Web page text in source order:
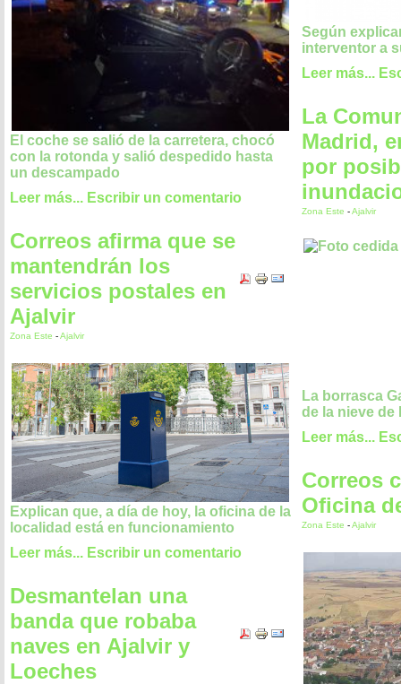
El coche se salió de la carretera, chocó
con la rotonda y salió despedido hasta
un descampado
Leer más... Escribir un comentario
Correos afirma que se
mantendrán los
servicios postales en
Ajalvir
Zona Este -Ajalvir
Explican que, a día de hoy, la oficina de la
localidad está en funcionamiento
Leer más... Escribir un comentario
Desmantelan una
banda que robaba
naves en Ajalvir y
Loeches
Según
interventor a
Leer más...
La
Madrid,
por
Zona Este -Ajalvir
La borrasca
de la nieve de
Leer más...
Correos
Oficina
Zona Este -Ajalvir